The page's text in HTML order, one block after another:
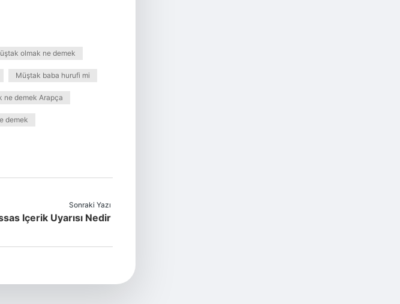
olmak ne demek
Müştak baba hurufi mi
ne demek Arapça
demek
Sonraki Yazı
Içerik Uyarısı Nedir